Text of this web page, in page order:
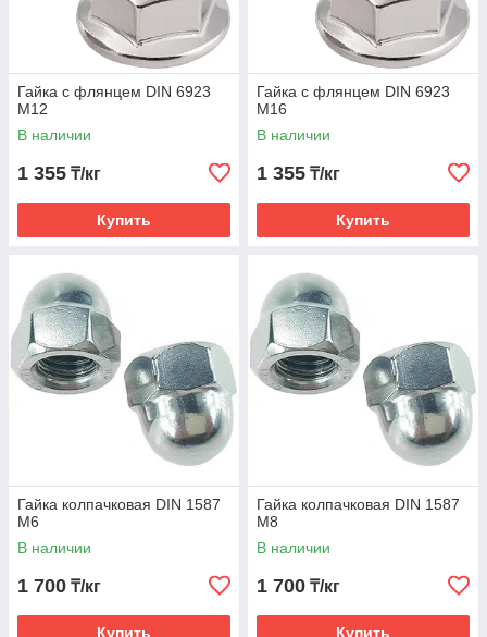
Гайка с флянцем DIN 6923
М12
В наличии
1 355 ₸/кг
Купить
Гайка с флянцем DIN 6923
М16
В наличии
1 355 ₸/кг
Купить
Гайка колпачковая DIN 1587
M6
В наличии
1 700 ₸/кг
Купить
Гайка колпачковая DIN 1587
M8
В наличии
1 700 ₸/кг
Купить